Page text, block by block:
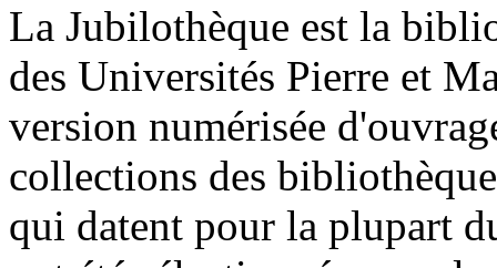
La Jubilothèque est la
des Universités Pierre et
version numérisée
collections des
qui datent pour la plupart